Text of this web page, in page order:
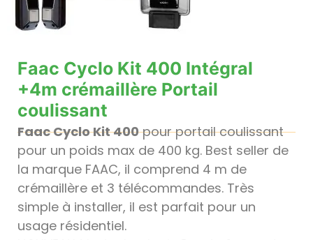
Faac Cyclo Kit 400 Intégral
+4m crémaillère Portail
coulissant
Faac Cyclo Kit 400pour portail coulissant
pour un poids max de 400 kg. Best seller de
la marque FAAC, il comprend 4 m de
crémaillère et 3 télécommandes. Très
simple à installer, il est parfait pour un
usage résidentiel.